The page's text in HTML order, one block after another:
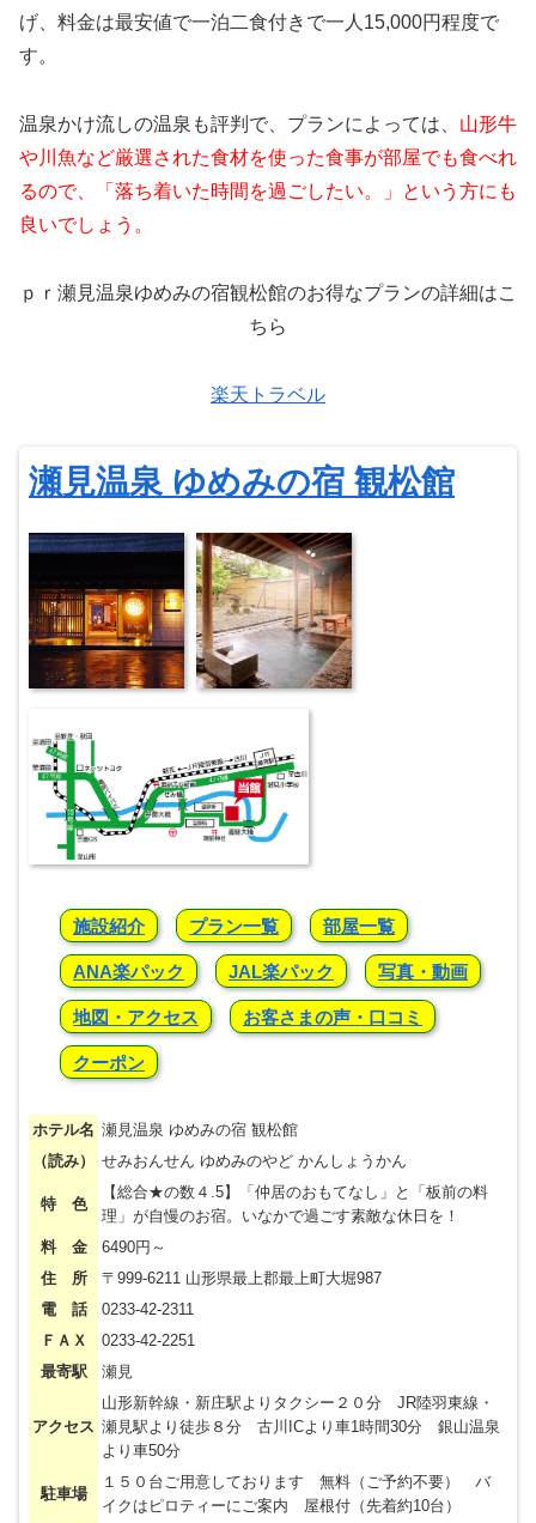
げ、料金は最安値で一泊二食付きで一人15,000円程度で
す。
温泉かけ流しの温泉も評判で、プランによっては、 山形牛
や川魚など厳選された食材を使った食事が部屋でも食べれ
るので、「落ち着いた時間を過ごしたい。」という方にも
良いでしょう。
ｐｒ瀬見温泉ゆめみの宿観松館のお得なプランの詳細はこ
ちら
楽天トラベル
瀬見温泉 ゆめみの宿 観松館
施設紹介 プラン一覧 部屋一覧
ANA楽パック JAL楽パック 写真・動画
地図・アクセス お客さまの声・口コミ
クーポン
ホテル名 瀬見温泉 ゆめみの宿 観松館
（読み）
せみおんせん ゆめみのやど かんしょうかん
特 色
【総合★の数４.5】「仲居のおもてなし」と「板前の料
理」が自慢のお宿。いなかで過ごす素敵な休日を！
料 金
6490円～
住 所
〒999-6211 山形県最上郡最上町大堀987
電 話
0233-42-2311
ＦＡＸ
0233-42-2251
最寄駅
瀬見
アクセス
山形新幹線・新庄駅よりタクシー２０分 JR陸羽東線・
瀬見駅より徒歩８分 古川ICより車1時間30分 銀山温泉
より車50分
駐車場
１５０台ご用意しております 無料（ご予約不要） バ
イクはピロティーにご案内 屋根付（先着約10台）